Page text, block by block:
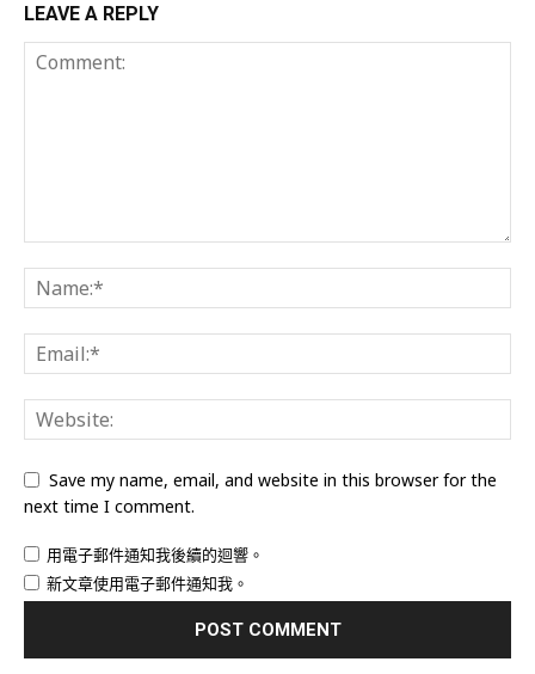
LEAVE A REPLY
Save my name, email, and website in this browser for the
next time I comment.
用電子郵件通知我後續的迴響。
新文章使用電子郵件通知我。